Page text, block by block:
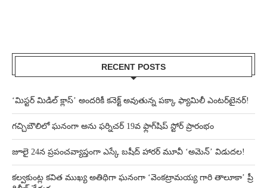
RECENT POSTS
‘మిస్టర్ మిడిల్ క్లాస్’ అందరికీ కనెక్ట్ అవుతున్న పక్కా ఫ్యామిలీ ఎంటర్‌టైనర్!
గచ్చిబౌలిలో ఘనంగా అను ఫర్నిచర్ 19వ ఫ్లాగ్‌షిప్ స్టోర్ ప్రారంభం
జూలై 24న ప్రపంచవ్యాప్తంగా ఎస్కే బషీద్‌ హారర్ మూవీ ‘అమెన్’ విడుదల!
కల్వకుంట్ల కవిత ముఖ్య అతిథిగా ఘనంగా ‘వెంకట్రామయ్య గారి తాలూకా’ ప్రీ